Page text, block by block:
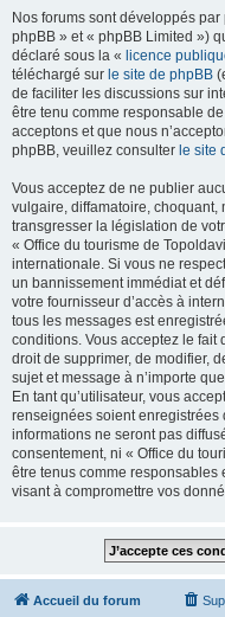
Nos forums sont développés
phpBB » et « phpBB Limited »)
déclaré sous la « licence
téléchargé sur le site de phpBB
de faciliter les discussions sur
être tenu comme responsable
acceptons et que nous
phpBB, veuillez consulter le site
Vous acceptez de ne publier
vulgaire, diffamatoire,
transgresser la législation de
« Office du tourisme de
internationale. Si vous ne
un bannissement immédiat et
votre fournisseur d’accès à
tous les messages est
conditions. Vous acceptez le fait
droit de supprimer, de modifier,
sujet et message à n’importe
En tant qu’utilisateur, vous
renseignées soient
informations ne seront pas
consentement, ni « Office du
être tenus comme responsables
visant à compromettre vos
Accueil du forum